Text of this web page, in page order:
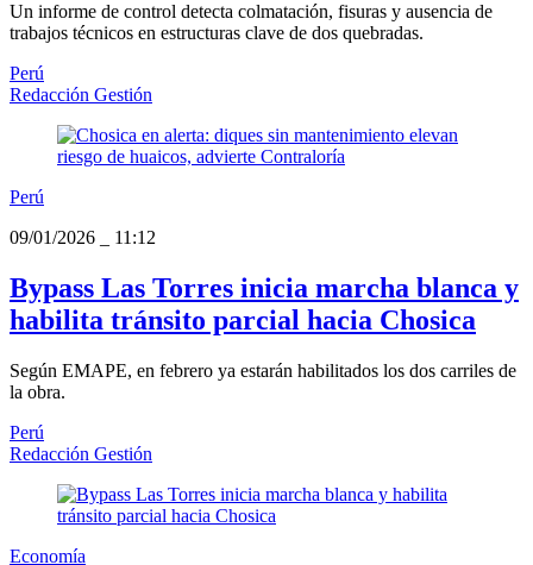
Un informe de control detecta colmatación, fisuras y ausencia de
trabajos técnicos en estructuras clave de dos quebradas.
Perú
Redacción Gestión
Perú
09/01/2026
11:12
Bypass Las Torres inicia marcha blanca y
habilita tránsito parcial hacia Chosica
Según EMAPE, en febrero ya estarán habilitados los dos carriles de
la obra.
Perú
Redacción Gestión
Economía